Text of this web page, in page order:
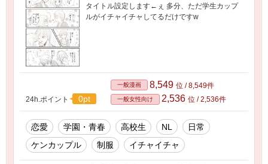
タイトル設定します←ぇ 多分、ただ学生カップ
ルがイチャイチャしてるだけですw
24h.ポイント 0pt
一般漫画 8,549 位 / 8,549件
一般女性向け 2,536 位 / 2,536件
恋愛 学園・青春 高校生 NL
日常
ケンカップル
制服 イチャイチャ